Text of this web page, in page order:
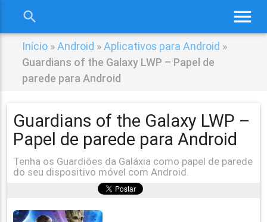
menu
search
Início »Android »Aplicativos para Android »
Guardians of the Galaxy LWP – Papel de
parede para Android
Guardians of the Galaxy LWP –
Papel de parede para Android
Tenha os Guardiões da Galáxia como papel de parede
do seu dispositivo móvel com Android.